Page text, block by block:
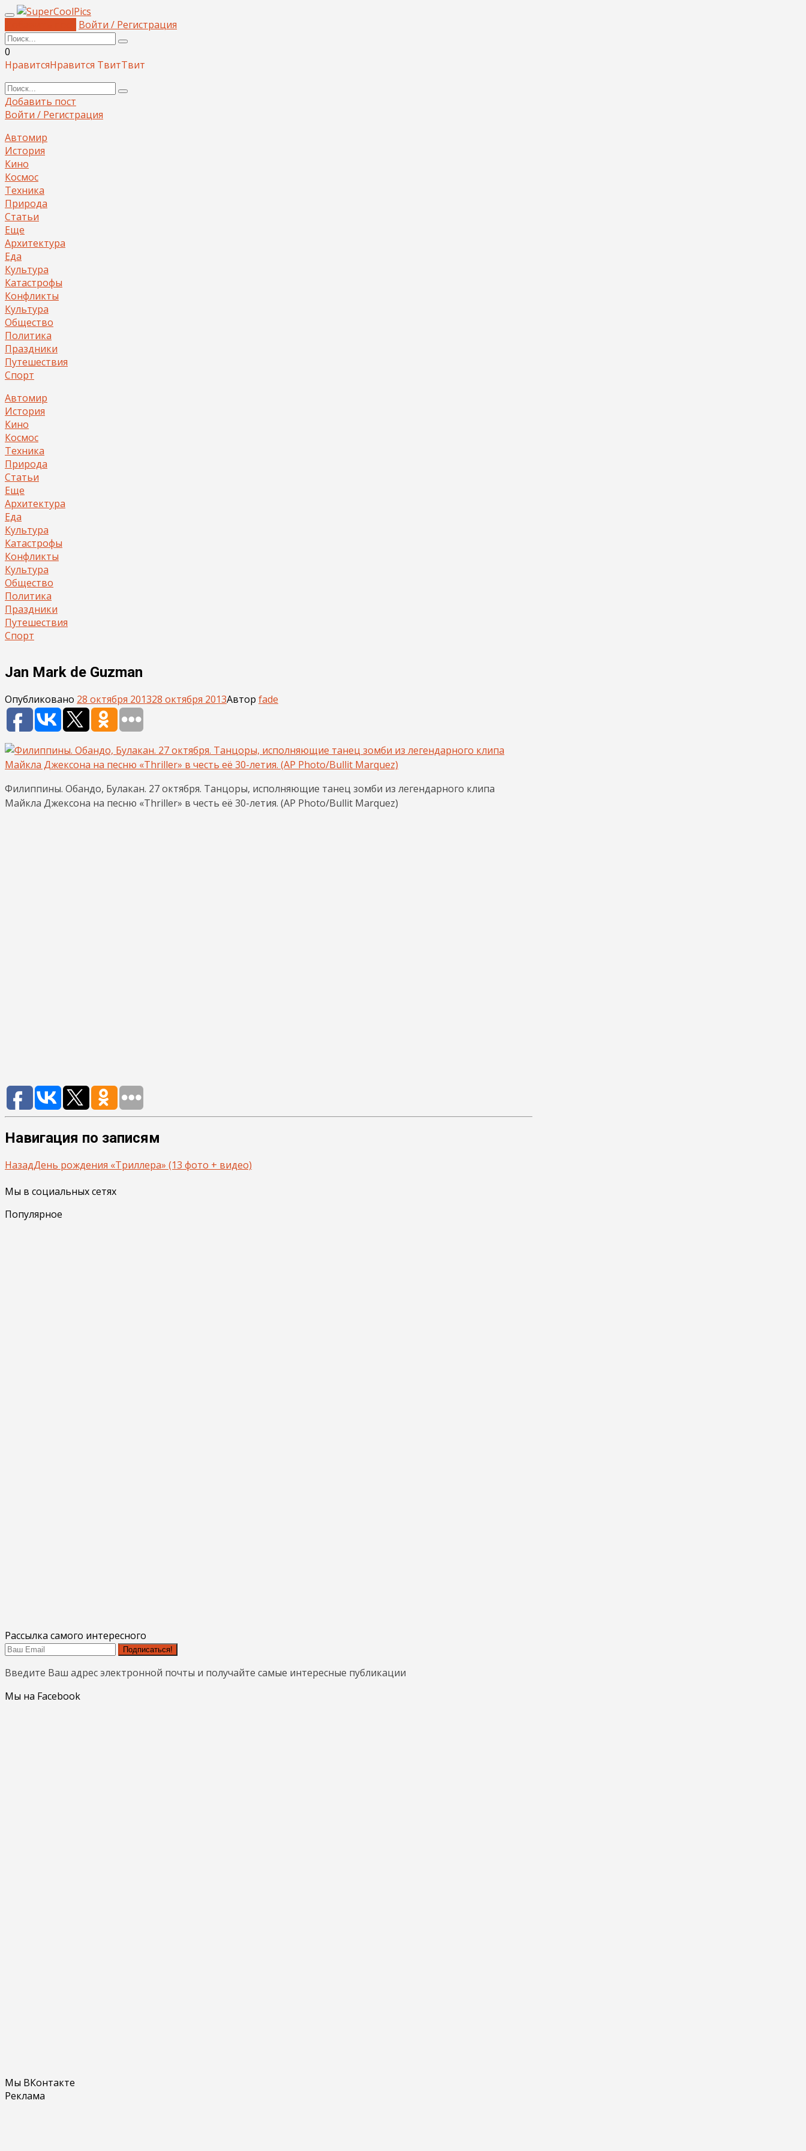
Войти / Регистрация
0
НравитсяНравится ТвитТвит
Добавить пост
Войти / Регистрация
Автомир
История
Кино
Космос
Техника
Природа
Статьи
Еще
Архитектура
Еда
Культура
Катастрофы
Конфликты
Культура
Общество
Политика
Праздники
Путешествия
Спорт
Автомир
История
Кино
Космос
Техника
Природа
Статьи
Еще
Архитектура
Еда
Культура
Катастрофы
Конфликты
Культура
Общество
Политика
Праздники
Путешествия
Спорт
Jan Mark de Guzman
Опубликовано 28 октября 201328 октября 2013Автор fade
Филиппины. Обандо, Булакан. 27 октября. Танцоры, исполняющие танец зомби из легендарного клипа
Майкла Джексона на песню «Thriller» в честь её 30-летия. (AP Photo/Bullit Marquez)
Навигация по записям
НазадДень рождения «Триллера» (13 фото + видео)
Мы в социальных сетях
Популярное
Рассылка самого интересного
Подписаться!
Введите Ваш адрес электронной почты и получайте самые интересные публикации
Мы на Facebook
Мы ВКонтакте
Реклама